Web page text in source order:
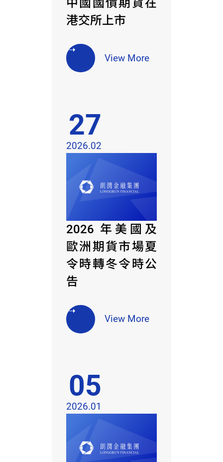
中國國債期貨在
港交所上市
View More
2026 年美國及
歐洲期貨市場夏
令時轉冬令時公
告
View More
27
2026.02
05
2026.01